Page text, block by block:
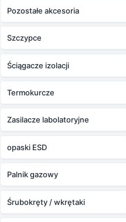
Pozostałe akcesoria
Szczypce
Ściągacze izolacji
Termokurcze
Zasilacze labolatoryjne
opaski ESD
Palnik gazowy
Śrubokręty / wkrętaki